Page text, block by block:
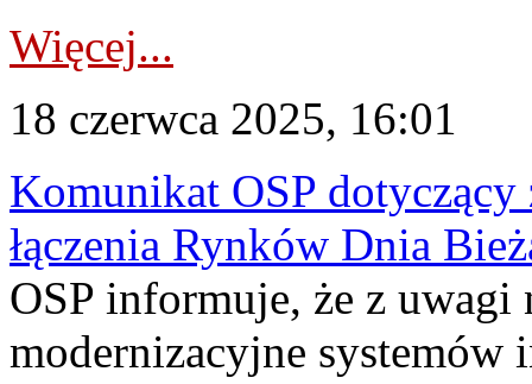
Więcej...
18 czerwca 2025, 16:01
Komunikat OSP dotyczący
łączenia Rynków Dnia
OSP informuje, że z uwagi
modernizacyjne